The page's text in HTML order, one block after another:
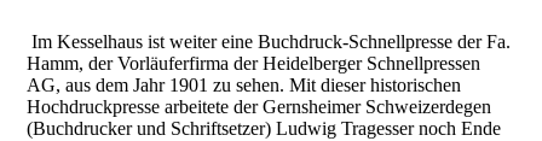
Im Kesselhaus ist weiter eine Buchdruck-Schnellpresse der Fa.
Hamm, der Vorläuferfirma der Heidelberger Schnellpressen
AG, aus dem Jahr 1901 zu sehen. Mit dieser historischen
Hochdruckpresse arbeitete der Gernsheimer Schweizerdegen
(Buchdrucker und Schriftsetzer) Ludwig Tragesser noch Ende